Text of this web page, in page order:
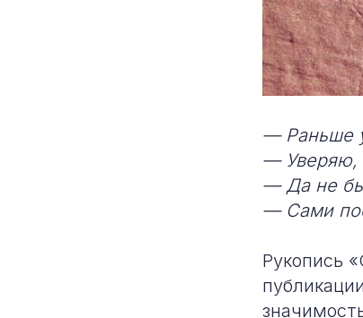
— Раньше
— Уверяю,
— Да не
— Сами
Рукопись